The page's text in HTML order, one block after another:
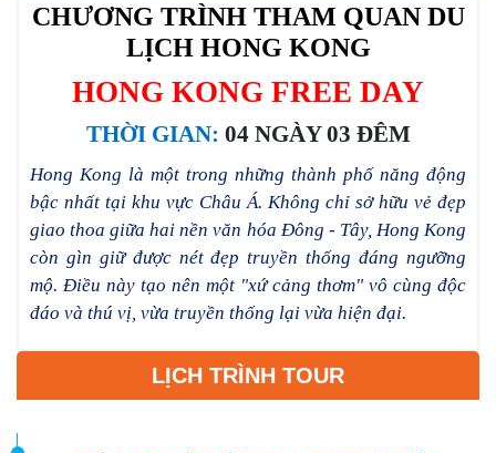
CHƯƠNG TRÌNH THAM QUAN DU
LỊCH HONG KONG
HONG KONG FREE DAY
THỜI GIAN: 04 NGÀY 03 ĐÊM
Hong Kong là một trong những thành phố năng động
bậc nhất tại khu vực Châu Á. Không chỉ sở hữu vẻ đẹp
giao thoa giữa hai nền văn hóa Đông - Tây, Hong Kong
còn gìn giữ được nét đẹp truyền thống đáng ngưỡng
mộ. Điều này tạo nên một "xứ cảng thơm" vô cùng độc
đáo và thú vị, vừa truyền thống lại vừa hiện đại.
LỊCH TRÌNH TOUR